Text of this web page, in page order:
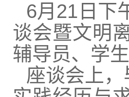
6月21日下
谈会暨文明
辅导员、学
座谈会上